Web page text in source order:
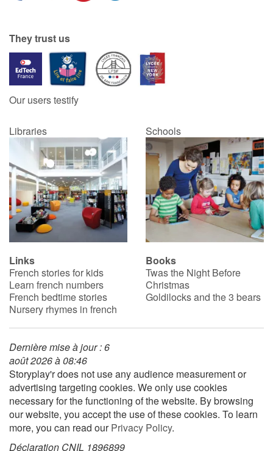
They trust us
Our users testify
Libraries Schools
Links
French stories for kids
Learn french numbers
French bedtime stories
Nursery rhymes in french
Books
Twas the Night Before
Christmas
Goldilocks and the 3 bears
Dernière mise à jour : 6
août 2026 à 08:46
Storyplay'r does not use any audience measurement or
advertising targeting cookies. We only use cookies
necessary for the functioning of the website. By browsing
our website, you accept the use of these cookies. To learn
more, you can read ourPrivacy Policy.
Déclaration CNIL 1896899